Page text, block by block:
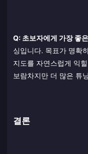
Q: 초보자에게 가장 좋
싱입니다. 목표가 명확
지도를 자연스럽게 익
보람차지만 더 많은 튜
결론